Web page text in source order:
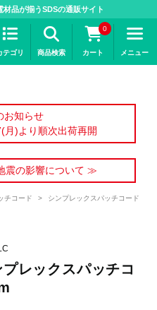
品が揃うSDSの通販サイト
テゴリ 商品検索
0
カート メニュー
お知らせ
)より順次出荷再開
震の影響について ≫
チコード >
シンプレックスパッチコード
レックスパッチコ